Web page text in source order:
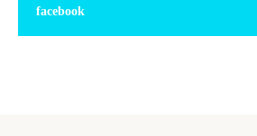
facebook